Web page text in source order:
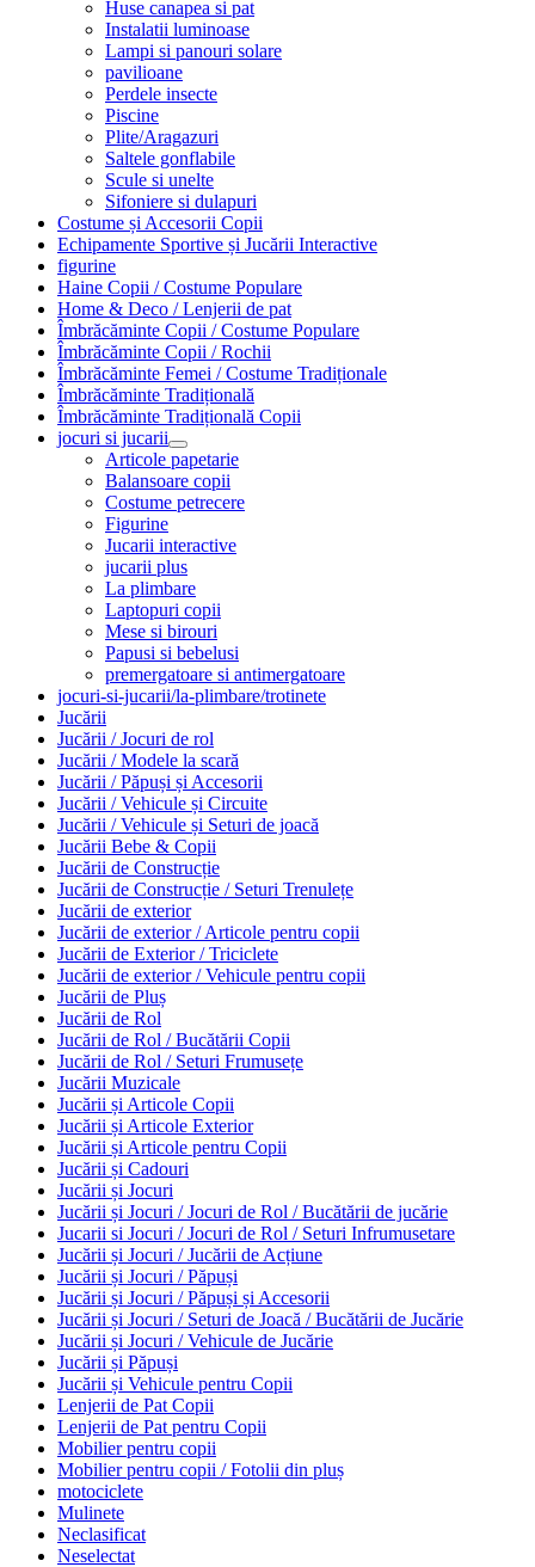
Huse canapea si pat
Instalatii luminoase
Lampi si panouri solare
pavilioane
Perdele insecte
Piscine
Plite/Aragazuri
Saltele gonflabile
Scule si unelte
Sifoniere si dulapuri
Costume și Accesorii Copii
Echipamente Sportive și Jucării Interactive
figurine
Haine Copii / Costume Populare
Home & Deco / Lenjerii de pat
Îmbrăcăminte Copii / Costume Populare
Îmbrăcăminte Copii / Rochii
Îmbrăcăminte Femei / Costume Tradiționale
Îmbrăcăminte Tradițională
Îmbrăcăminte Tradițională Copii
jocuri si jucarii
Articole papetarie
Balansoare copii
Costume petrecere
Figurine
Jucarii interactive
jucarii plus
La plimbare
Laptopuri copii
Mese si birouri
Papusi si bebelusi
premergatoare si antimergatoare
jocuri-si-jucarii/la-plimbare/trotinete
Jucării
Jucării / Jocuri de rol
Jucării / Modele la scară
Jucării / Păpuși și Accesorii
Jucării / Vehicule și Circuite
Jucării / Vehicule și Seturi de joacă
Jucării Bebe & Copii
Jucării de Construcție
Jucării de Construcție / Seturi Trenulețe
Jucării de exterior
Jucării de exterior / Articole pentru copii
Jucării de Exterior / Triciclete
Jucării de exterior / Vehicule pentru copii
Jucării de Pluș
Jucării de Rol
Jucării de Rol / Bucătării Copii
Jucării de Rol / Seturi Frumusețe
Jucării Muzicale
Jucării și Articole Copii
Jucării și Articole Exterior
Jucării și Articole pentru Copii
Jucării și Cadouri
Jucării și Jocuri
Jucării și Jocuri / Jocuri de Rol / Bucătării de jucărie
Jucarii si Jocuri / Jocuri de Rol / Seturi Infrumusetare
Jucării și Jocuri / Jucării de Acțiune
Jucării și Jocuri / Păpuși
Jucării și Jocuri / Păpuși și Accesorii
Jucării și Jocuri / Seturi de Joacă / Bucătării de Jucărie
Jucării și Jocuri / Vehicule de Jucărie
Jucării și Păpuși
Jucării și Vehicule pentru Copii
Lenjerii de Pat Copii
Lenjerii de Pat pentru Copii
Mobilier pentru copii
Mobilier pentru copii / Fotolii din pluș
motociclete
Mulinete
Neclasificat
Neselectat